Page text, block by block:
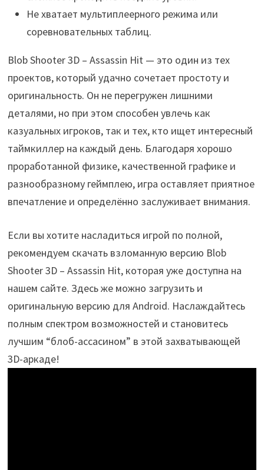
Не хватает мультиплеерного режима или
соревновательных таблиц.
Blob Shooter 3D – Assassin Hit — это один из тех
проектов, который удачно сочетает простоту и
оригинальность. Он не перегружен лишними
деталями, но при этом способен увлечь как
казуальных игроков, так и тех, кто ищет интересный
таймкиллер на каждый день. Благодаря хорошо
проработанной физике, качественной графике и
разнообразному геймплею, игра оставляет приятное
впечатление и определённо заслуживает внимания.
Если вы хотите насладиться игрой по полной,
рекомендуем скачать взломанную версию Blob
Shooter 3D – Assassin Hit, которая уже доступна на
нашем сайте. Здесь же можно загрузить и
оригинальную версию для Android. Наслаждайтесь
полным спектром возможностей и становитесь
лучшим “блоб-ассасином” в этой захватывающей
3D-аркаде!